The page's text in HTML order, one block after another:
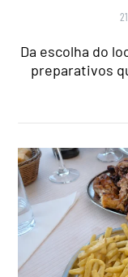
Da escolha do
preparativos